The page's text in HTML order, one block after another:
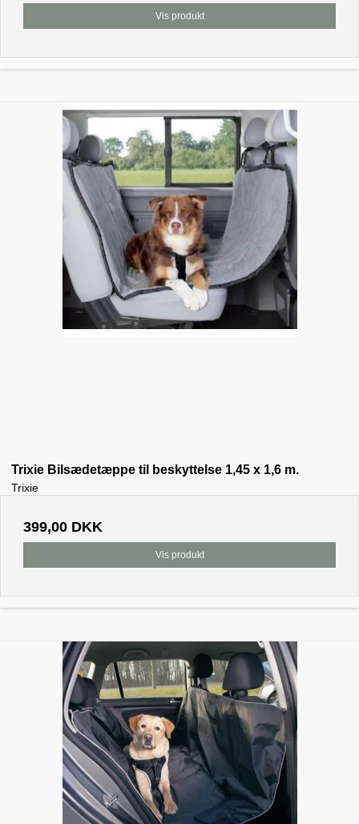
Vis produkt
Trixie Bilsædetæppe til beskyttelse 1,45 x 1,6 m.
Trixie
399,00 DKK
Vis produkt